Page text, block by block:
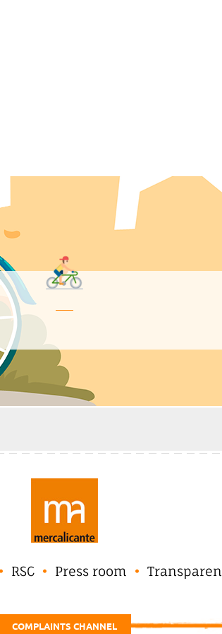
RSC Press room
COMPLAINTS CHANNEL